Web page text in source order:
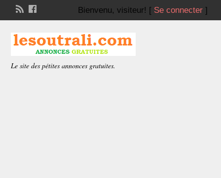
Bienvenu, visiteur! [ Se connecter]
Le site des pétites annonces gratuites.